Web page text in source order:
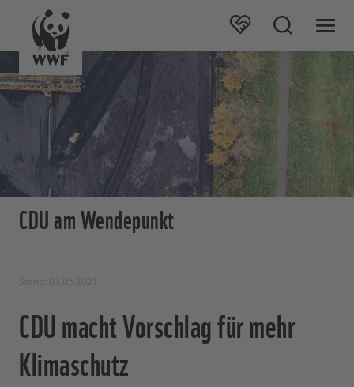
CDU am Wendepunkt
CDU macht Vorschlag für mehr
Klimaschutz